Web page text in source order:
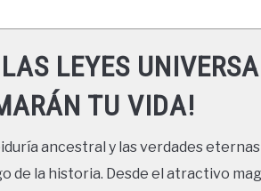
LEYES
TU VIDA!
ancestral y las verdades
de la historia. Desde el atractivo